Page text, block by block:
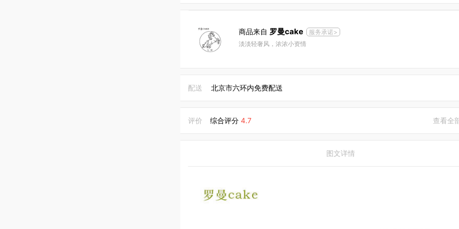
商品来自 罗曼cake
服务承诺>
淡淡轻奢风，浓浓小资情
配送 北京市六环内免费配送
评价 综合评分 4.7 查看全
图文详情